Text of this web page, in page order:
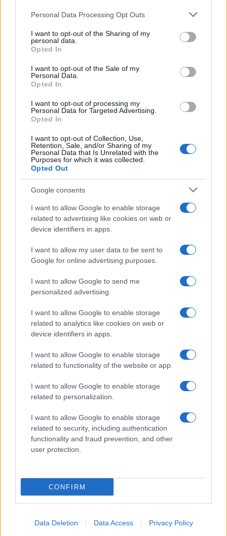
Please note that this website/app uses one or more Google
not limited to your visit or usage behaviour. You may click to
grant or deny consent to Google and its third-party tags to
use your data for below specified purposes in below Google
consent section.
Personal Data Processing Opt Outs
I want to opt-out of the Sharing of my
personal data.
Opted In
I want to opt-out of the Sale of my
Personal Data.
Opted In
I want to opt-out of processing my
Personal Data for Targeted Advertising.
Opted In
I want to opt-out of Collection, Use,
Retention, Sale, and/or Sharing of my
Personal Data that Is Unrelated with the
Purposes for which it was collected.
Opted Out
Google consents
I want to allow Google to enable storage
related to advertising like cookies on web or
device identifiers in apps.
I want to allow my user data to be sent to
Google for online advertising purposes.
I want to allow Google to send me
personalized advertising.
I want to allow Google to enable storage
related to analytics like cookies on web or
device identifiers in apps.
I want to allow Google to enable storage
related to functionality of the website or app.
I want to allow Google to enable storage
related to personalization.
I want to allow Google to enable storage
related to security, including authentication
functionality and fraud prevention, and other
user protection.
CONFIRM
Data Deletion Data Access Privacy Policy
i tuoi video e le tue foto
Su WhatsApp al numero +39
345 356 7512
Entra nel canale telegram di
Ricevi le nostre ultime news
daGoogle News
Condividi l'articolo
F
a
ce
b
o
o
k
T
w
it
te
r
Pi
n
te
re
st
W
h
at
s
A
p
p
S
h
re
Prossimo articolo
NOTIZIE RECENTI
Controlli rafforzati in Costa Smeralda, 20
arresti e 135 denunce
Tre milioni di euro dalla Provincia Gallura per
nuove aule nelle scuole di Olbia
Arzachena
Incidente sulla strada provinciale ad Arzachena,
un ferito